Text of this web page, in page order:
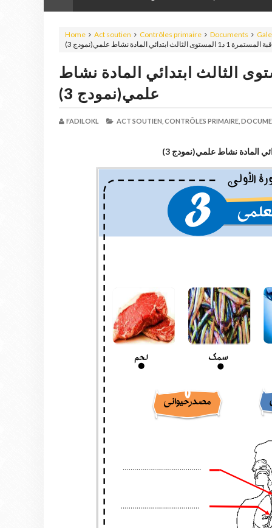
Home Act soutien Contrôles primaire Documents
المستوى الثالث ابتدائي المادة نشاط علمي(نمودج 3)
المستمرة 1 د1 المستوى الثالث ابتدائي المادة نشاط
علمي(نمودج 3)
FADILOKL ACT SOUTIEN, CONTRÔLES PRIMAIRE,